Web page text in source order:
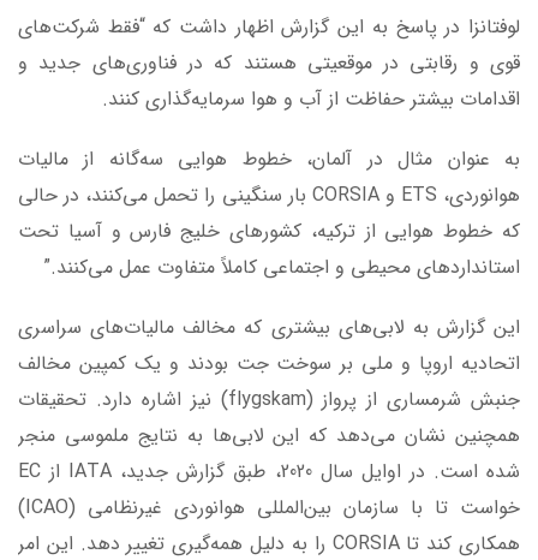
لوفتانزا در پاسخ به این گزارش اظهار داشت که “فقط شرکت‌های
قوی و رقابتی در موقعیتی هستند که در فناوری‌های جدید و
اقدامات بیشتر حفاظت از آب و هوا سرمایه‌گذاری کنند.
به عنوان مثال در آلمان، خطوط هوایی سه‌گانه از مالیات
هوانوردی، ETS و CORSIA بار سنگینی را تحمل می‌کنند، در حالی
که خطوط هوایی از ترکیه، کشورهای خلیج فارس و آسیا تحت
استانداردهای محیطی و اجتماعی کاملاً متفاوت عمل می‌کنند.”
این گزارش به لابی‌های بیشتری که مخالف مالیات‌های سراسری
اتحادیه اروپا و ملی بر سوخت جت بودند و یک کمپین مخالف
جنبش شرمساری از پرواز (flygskam) نیز اشاره دارد. تحقیقات
همچنین نشان می‌دهد که این لابی‌ها به نتایج ملموسی منجر
شده است. در اوایل سال 2020، طبق گزارش جدید، IATA از EC
خواست تا با سازمان بین‌المللی هوانوردی غیرنظامی (ICAO)
همکاری کند تا CORSIA را به دلیل همه‌گیری تغییر دهد. این امر